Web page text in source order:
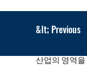
한편 순천시
는 2023년 로
산업의 영역
&lt; Previous